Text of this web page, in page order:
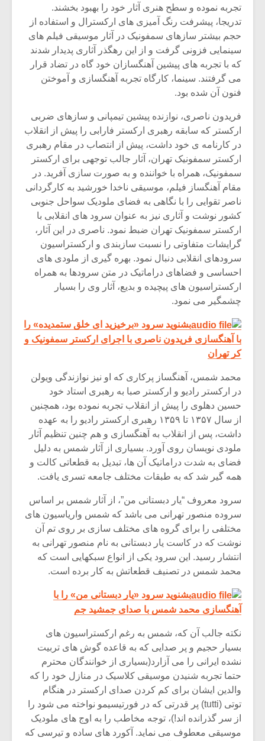
تجربه نموده و سطح هنری آثار خود را بهبود بخشند.
تدریجا، پیشرفت رنگ آمیزی های ارکسترال و استفاده از
حجم بیشتر سازهای سمفونیک در آثار موسیقی فیلم های
سینمایی فزونی گرفت و از این رهگذر آثاری پدیدار شدند
که با تجربه های پیشین آهنگسازان خود گاه در تضاد قرار
می گرفتند. سینما، کارگاه تجربه آهنگسازی و آموختن
فنون آن شده بود.
فریدون ناصری، نوازنده پیشین تیمپانی و سازهای ضربی
ارکستر که سابقه رهبری ارکستر فارابی را پیش از انقلاب
در کارنامه ی خود داشت، پیش از انتصاب در مقام رهبری
ارکستر سمفونیک تهران، آثار جالب توجهی برای ارکستر
سمفونیک، همراه با خواننده و به صورت سازی آفرید. در
مقام آهنگساز فیلم، موسیقی ناخدا خورشید به کارگردانی
ناصر تقوایی را با نگاهی به فضای ملودیک سواحل جنوبی
کشور نوشت و آثاری نیز به عنوان سرود های انقلابی با
ارکستر سمفونیک تهران ضبط نمود. ناصری در این آثار،
گرایشات متفاوتی را نسبت سازبندی و ارکستراسیون
سرودهای انقلابی دنبال نمود. بهره گیری از ملودی های
احساسی و فضاهای دراماتیک در متن سرودها به همراه
ارکستراسیون های پیچیده و بدیع، آثار وی را بسیار
چشمگیر می نمود.
بشنوید سرود «برخیزید ای خلق ستمدیده» را
با آهنگسازی فریدون ناصری با اجرای ارکستر سمفونیک و
کر تهران
محمد شمس، آهنگساز پرکاری که او نیز نوازندگی ویولن
در ارکستر رادیو و ارکستر صبا به رهبری استاد خود
حسین دهلوی را پیش از انقلاب تجربه نموده بود، همچنین
از سال ۱۳۵۷ تا ۱۳۵۹ رهبری ارکستر رادیو را به عهده
داشت، پس از انقلاب به آهنگسازی و هم چنین تنظیم آثار
ملودی نویسان روی آورد. بسیاری از آثار شمس به دلیل
فضای به شدت دراماتیک آن ها، تبدیل به قطعاتی کالت و
همه گیر شد که به طبقات مختلف جامعه تسری یافت.
سرود معروف “یار دبستانی من”، از آثار شمس بر اساس
سروده منصور تهرانی می باشد که شمس واریاسیون های
مختلفی را برای گروه های مختلف سازی بر روی تم آن
نوشت که در کاست یار دبستانی به نام منصور تهرانی به
انتشار رسید. این سرود یکی از انواع سبکهایی است که
محمد شمس در تصنیف قطعاتش به کار برده است.
بشنوید سرود «یار دبستانی من» را با
آهنگسازی محمد شمس با صدای جمشید جم
نکته جالب آن که، شمس به رغم ارکستراسیون های
بسیار حجیم و پر صدایی که به قاعده گوش های تربیت
نشده ایرانی را می آزارد(بسیاری از خوانندگان محترم
حتما تجربه شنیدن موسیقی کلاسیک در منازل خود را که
والدین ایشان برای کم کردن صدای ارکستر در هنگام
توتی (tutti) پر قدرتی که در فورتیسیمو نواخته می شود را
از سر گذرانده اند!)، توجه مخاطب را به اوج های ملودیک
موسیقی معطوف می نماید. آکورد های ساده و تیرسی که
بدنام ترین باش